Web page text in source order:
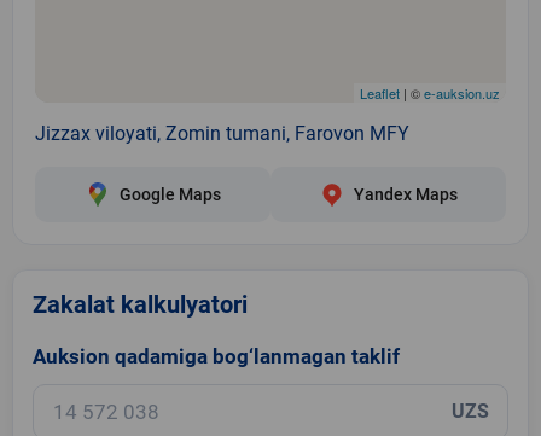
Leaflet | ©e-auksion.uz
Jizzax viloyati, Zomin tumani, Farovon MFY
Google Maps Yandex Maps
Zakalat kalkulyatori
Auksion qadamiga bog‘lanmagan taklif
UZS